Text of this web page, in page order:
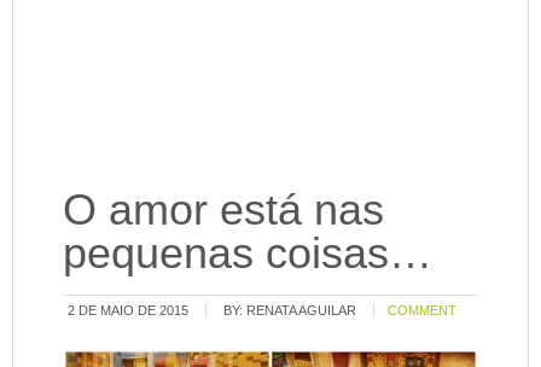
O amor está nas
pequenas coisas…
2 DE MAIO DE 2015 BY: RENATA AGUILAR COMMENT